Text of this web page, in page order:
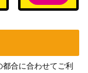
合に合わせてご利